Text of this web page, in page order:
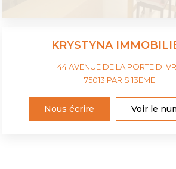
KRYSTYNA
44 AVENUE DE LA PORTE
75013 PARIS 13EME
Nous écrire Voir le